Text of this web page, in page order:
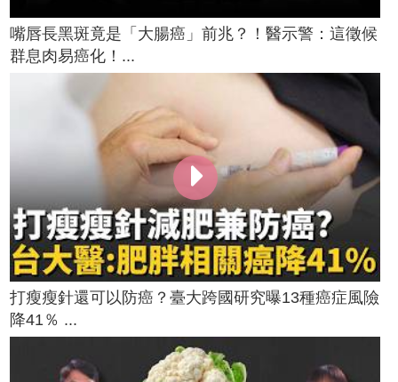
嘴唇長黑斑竟是「大腸癌」前兆？！醫示警：這徵候
群息肉易癌化！...
打瘦瘦針還可以防癌？臺大跨國研究曝13種癌症風險
降41％ ...